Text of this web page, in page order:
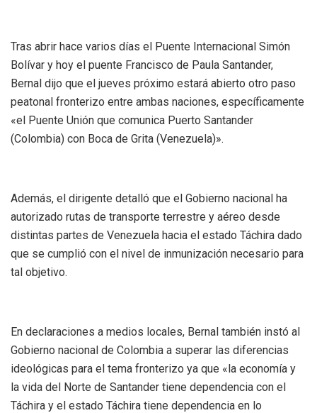
Tras abrir hace varios días el Puente Internacional Simón
Bolívar y hoy el puente Francisco de Paula Santander,
Bernal dijo que el jueves próximo estará abierto otro paso
peatonal fronterizo entre ambas naciones, específicamente
«el Puente Unión que comunica Puerto Santander
(Colombia) con Boca de Grita (Venezuela)».
Además, el dirigente detalló que el Gobierno nacional ha
autorizado rutas de transporte terrestre y aéreo desde
distintas partes de Venezuela hacia el estado Táchira dado
que se cumplió con el nivel de inmunización necesario para
tal objetivo.
En declaraciones a medios locales, Bernal también instó al
Gobierno nacional de Colombia a superar las diferencias
ideológicas para el tema fronterizo ya que «la economía y
la vida del Norte de Santander tiene dependencia con el
Táchira y el estado Táchira tiene dependencia en lo